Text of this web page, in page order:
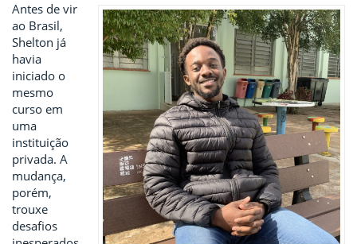
Antes de vir
ao Brasil,
Shelton já
havia
iniciado o
mesmo
curso em
uma
instituição
privada. A
mudança,
porém,
trouxe
desafios